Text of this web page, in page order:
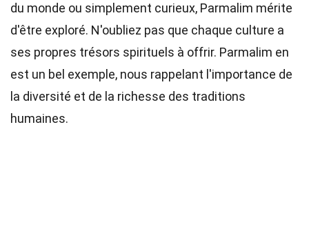
du monde ou simplement curieux, Parmalim mérite
d'être exploré. N'oubliez pas que chaque culture a
ses propres trésors spirituels à offrir. Parmalim en
est un bel exemple, nous rappelant l'importance de
la diversité et de la richesse des traditions
humaines.